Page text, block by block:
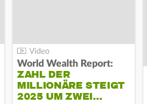
World Wealth Report:
ZAHL DER
MILLIONÄRE STEIGT
2025 UM ZWEI…